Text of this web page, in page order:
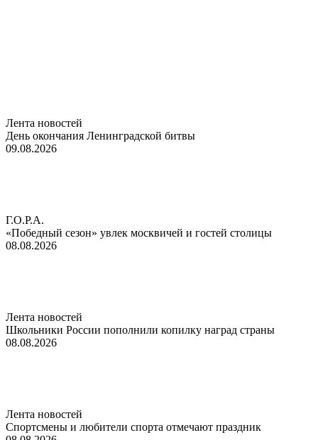
Лента новостей
День окончания Ленинградской битвы
09.08.2026
Г.О.Р.А.
«Победный сезон» увлек москвичей и гостей столицы
08.08.2026
Лента новостей
Школьники России пополнили копилку наград страны
08.08.2026
Лента новостей
Спортсмены и любители спорта отмечают праздник